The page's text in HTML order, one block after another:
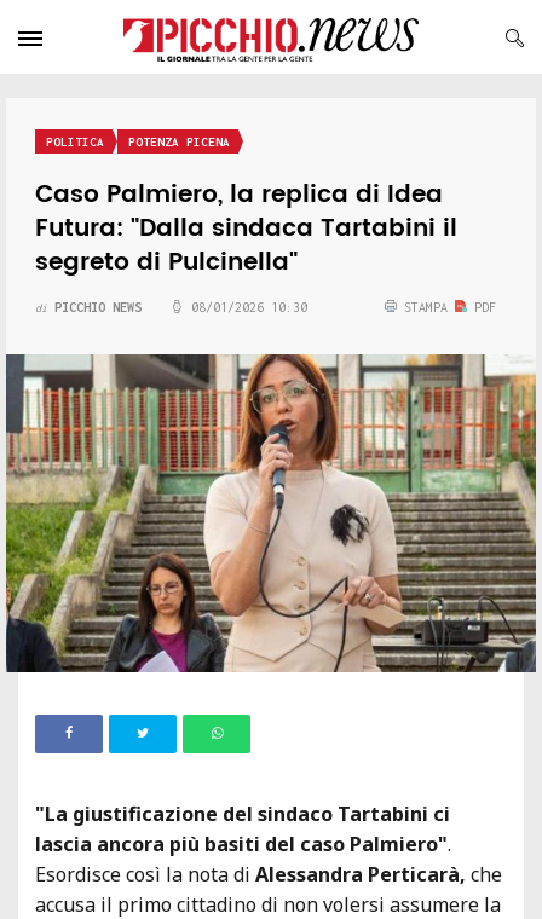
POLITICA POTENZA PICENA
Caso Palmiero, la replica di Idea
Futura: "Dalla sindaca Tartabini il
segreto di Pulcinella"
di PICCHIO NEWS 08/01/2026 10:30 STAMPA PDF
"La giustificazione del sindaco Tartabini ci
lascia ancora più basiti del caso Palmiero".
Esordisce così la nota di Alessandra Perticarà, che
accusa il primo cittadino di non volersi assumere la